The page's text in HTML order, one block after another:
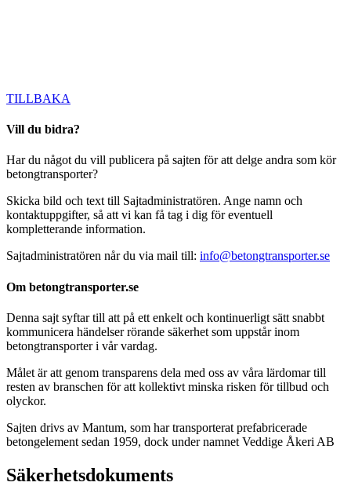
TILLBAKA
Vill du bidra?
Har du något du vill publicera på sajten för att delge andra som kör
betongtransporter?
Skicka bild och text till Sajtadministratören. Ange namn och
kontaktuppgifter, så att vi kan få tag i dig för eventuell
kompletterande information.
Sajtadministratören når du via mail till: info@betongtransporter.se
Om betongtransporter.se
Denna sajt syftar till att på ett enkelt och kontinuerligt sätt snabbt
kommunicera händelser rörande säkerhet som uppstår inom
betongtransporter i vår vardag.
Målet är att genom transparens dela med oss av våra lärdomar till
resten av branschen för att kollektivt minska risken för tillbud och
olyckor.
Sajten drivs av Mantum, som har transporterat prefabricerade
betongelement sedan 1959, dock under namnet Veddige Åkeri AB
Säkerhetsdokuments